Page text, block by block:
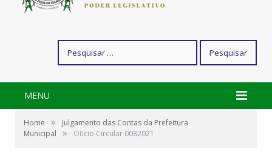
por:
MENU
Home »
Julgamento das Contas da Prefeitura
Municipal
» Oficio Circular 0082021